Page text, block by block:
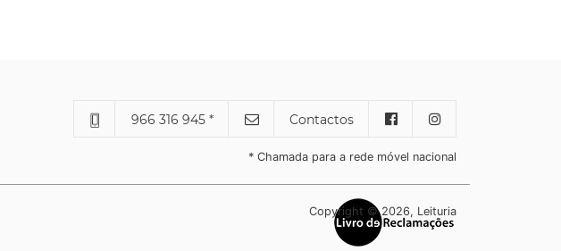
966 316 945 * Contactos
* Chamada para a rede móvel nacional
Copyright © 2026, Leituria